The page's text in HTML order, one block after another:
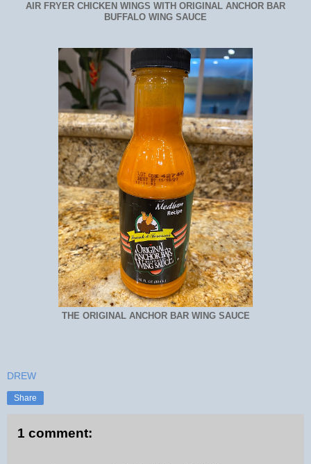
AIR FRYER CHICKEN WINGS WITH ORIGINAL ANCHOR BAR
BUFFALO WING SAUCE
THE ORIGINAL ANCHOR BAR WING SAUCE
DREW
Share
1 comment: